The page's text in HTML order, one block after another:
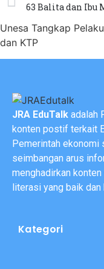
Unesa Tangkap
dan KTP
JRA EduTalk adalah
konten postif terkait
Pemerintah ekonomi
seimbangan arus
menghadirkan
literasi yang baik
Kategori